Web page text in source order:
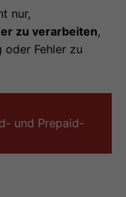
nur,
zu verarbeiten,
oder Fehler zu
und Prepaid-